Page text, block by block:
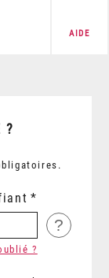
AIDE
?
?
?